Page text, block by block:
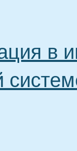
в